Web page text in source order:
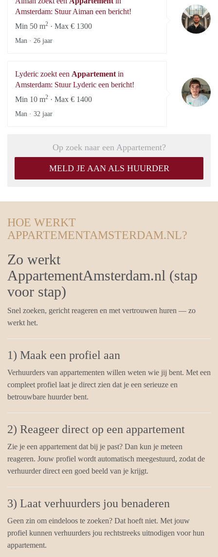
Amsterdam: Stuur Aiman een bericht!
Min 50 m2 · Max € 1300
Man · 26 jaar
Lyderic zoekt een Appartement in
Amsterdam: Stuur Lyderic een bericht!
Min 10 m2 · Max € 1400
Man · 32 jaar
Op zoek naar een Appartement?
MELD JE AAN ALS HUURDER
HOE WERKT
APPARTEMENTAMSTERDAM.NL?
Zo werkt
AppartementAmsterdam.nl (stap
voor stap)
Snel zoeken, gericht reageren en met vertrouwen huren — zo
werkt het.
1) Maak een profiel aan
Verhuurders van appartementen willen weten wie jij bent. Met een
compleet profiel laat je direct zien dat je een serieuze en
betrouwbare huurder bent.
2) Reageer direct op een appartement
Zie je een appartement dat bij je past? Dan kun je meteen
reageren. Jouw profiel wordt automatisch meegestuurd, zodat de
verhuurder direct een goed beeld van je krijgt.
3) Laat verhuurders jou benaderen
Geen zin om eindeloos te zoeken? Dat hoeft niet. Met jouw
profiel kunnen verhuurders jou rechtstreeks uitnodigen voor hun
appartement.